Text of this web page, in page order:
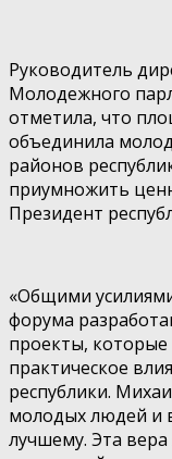
Руководитель
Молодежного
отметила, что
объединила
районов
приумножить
Президент
«Общими
форума
проекты,
практическое
республики.
молодых людей и
лучшему. Эта